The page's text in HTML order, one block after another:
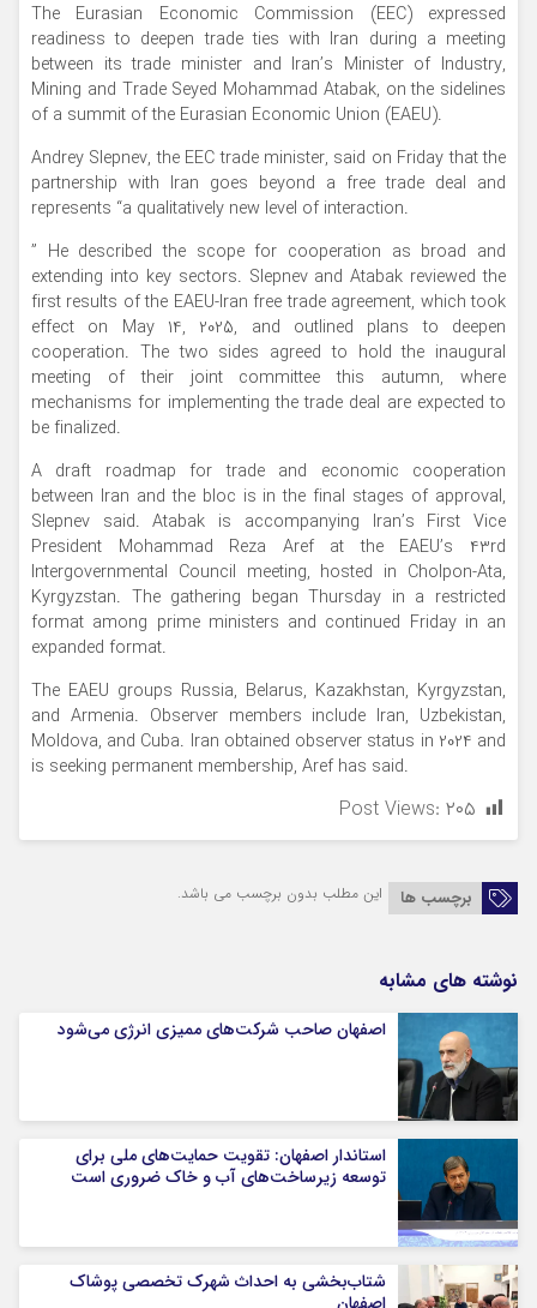
The Eurasian Economic Commission (EEC) expressed
readiness to deepen trade ties with Iran during a meeting
between its trade minister and Iran’s Minister of Industry,
Mining and Trade Seyed Mohammad Atabak, on the sidelines
of a summit of the Eurasian Economic Union (EAEU).
Andrey Slepnev, the EEC trade minister, said on Friday that the
partnership with Iran goes beyond a free trade deal and
represents “a qualitatively new level of interaction.
” He described the scope for cooperation as broad and
extending into key sectors. Slepnev and Atabak reviewed the
first results of the EAEU-Iran free trade agreement, which took
effect on May 14, 2025, and outlined plans to deepen
cooperation. The two sides agreed to hold the inaugural
meeting of their joint committee this autumn, where
mechanisms for implementing the trade deal are expected to
be finalized.
A draft roadmap for trade and economic cooperation
between Iran and the bloc is in the final stages of approval,
Slepnev said. Atabak is accompanying Iran’s First Vice
President Mohammad Reza Aref at the EAEU’s 43rd
Intergovernmental Council meeting, hosted in Cholpon-Ata,
Kyrgyzstan. The gathering began Thursday in a restricted
format among prime ministers and continued Friday in an
expanded format.
The EAEU groups Russia, Belarus, Kazakhstan, Kyrgyzstan,
and Armenia. Observer members include Iran, Uzbekistan,
Moldova, and Cuba. Iran obtained observer status in 2024 and
is seeking permanent membership, Aref has said.
Post Views: ۲۰۵
برچسب ها این مطلب بدون برچسب می باشد.
نوشته های مشابه
اصفهان صاحب شرکت‌های ممیزی انرژی می‌شود
استاندار اصفهان: تقویت حمایت‌های ملی برای
توسعه زیرساخت‌های آب و خاک ضروری است
شتاب‌بخشی به احداث شهرک تخصصی پوشاک